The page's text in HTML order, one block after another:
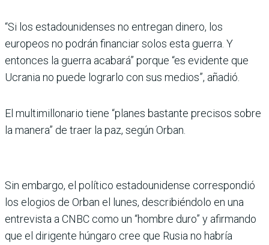
“Si los estadounidenses no entregan dinero, los
europeos no podrán financiar solos esta guerra. Y
entonces la guerra acabará” porque “es evidente que
Ucrania no puede lograrlo con sus medios”, añadió.
El multimillonario tiene “planes bastante precisos sobre
la manera” de traer la paz, según Orban.
Sin embargo, el político estadounidense correspondió
los elogios de Orban el lunes, describiéndolo en una
entrevista a CNBC como un “hombre duro” y afirmando
que el dirigente húngaro cree que Rusia no habría